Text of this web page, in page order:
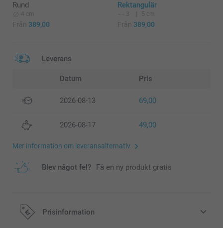
Rund
4 cm
Från 389,00
Rektangulär
3 5 cm
Från 389,00
Leverans
Datum Pris
2026-08-13 69,00
2026-08-17 49,00
Mer information om leveransalternativ
Blev något fel? Få en ny produkt gratis
Prisinformation